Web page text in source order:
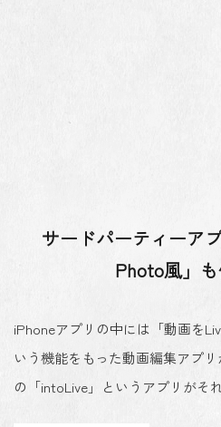
サードパーティーア
Photo風」
iPhoneアプリの中には「動画を
いう機能をもった動画編集アプ
の「intoLive」というアプリがそれ